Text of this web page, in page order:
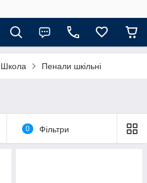
Школа Пенали шкільні
0 Фільтри